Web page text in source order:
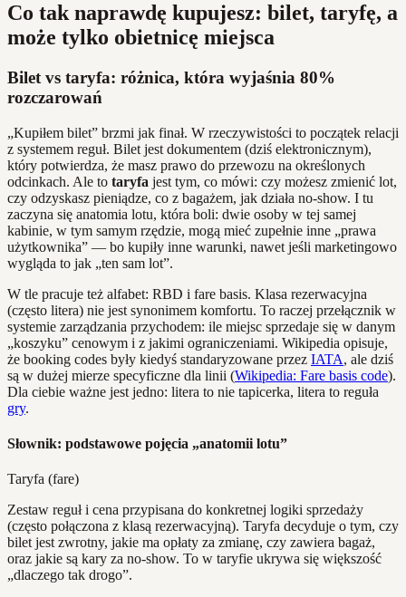
Co tak naprawdę kupujesz: bilet, taryfę, a
może tylko obietnicę miejsca
Bilet vs taryfa: różnica, która wyjaśnia 80%
rozczarowań
„Kupiłem bilet” brzmi jak finał. W rzeczywistości to początek relacji
z systemem reguł. Bilet jest dokumentem (dziś elektronicznym),
który potwierdza, że masz prawo do przewozu na określonych
odcinkach. Ale to taryfa jest tym, co mówi: czy możesz zmienić lot,
czy odzyskasz pieniądze, co z bagażem, jak działa no‑show. I tu
zaczyna się anatomia lotu, która boli: dwie osoby w tej samej
kabinie, w tym samym rzędzie, mogą mieć zupełnie inne „prawa
użytkownika” — bo kupiły inne warunki, nawet jeśli marketingowo
wygląda to jak „ten sam lot”.
W tle pracuje też alfabet: RBD i fare basis. Klasa rezerwacyjna
(często litera) nie jest synonimem komfortu. To raczej przełącznik w
systemie zarządzania przychodem: ile miejsc sprzedaje się w danym
„koszyku” cenowym i z jakimi ograniczeniami. Wikipedia opisuje,
że booking codes były kiedyś standaryzowane przez IATA, ale dziś
są w dużej mierze specyficzne dla linii (Wikipedia: Fare basis code).
Dla ciebie ważne jest jedno: litera to nie tapicerka, litera to reguła
gry.
Słownik: podstawowe pojęcia „anatomii lotu”
Taryfa (fare)
Zestaw reguł i cena przypisana do konkretnej logiki sprzedaży
(często połączona z klasą rezerwacyjną). Taryfa decyduje o tym, czy
bilet jest zwrotny, jakie ma opłaty za zmianę, czy zawiera bagaż,
oraz jakie są kary za no‑show. To w taryfie ukrywa się większość
„dlaczego tak drogo”.